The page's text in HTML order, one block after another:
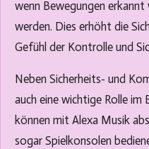
wenn Bewegungen
werden. Dies erhöht die
Gefühl der Kontrolle und
Neben Sicherheits- und
auch eine wichtige Rolle
können mit Alexa Musik
sogar Spielkonsolen